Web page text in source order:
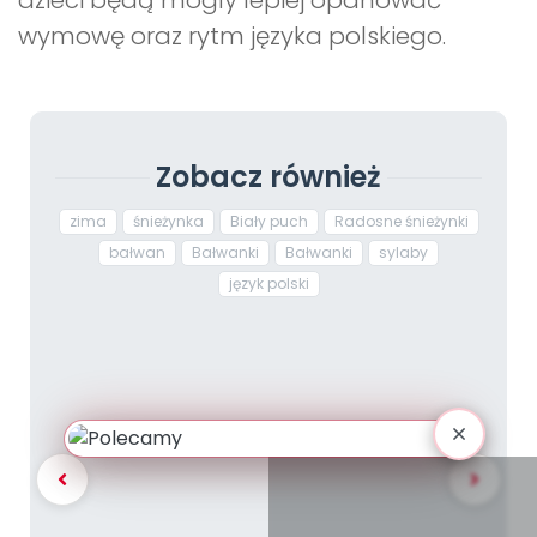
wymowę oraz rytm języka polskiego.
Zobacz również
zima śnieżynka Biały puch
Radosne śnieżynki
bałwan
Bałwanki Bałwanki
sylaby
język polski